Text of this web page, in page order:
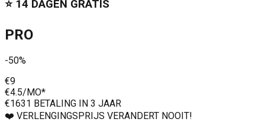
⭐️ 14 DAGEN GRATIS
PRO
-50%
€9
€4.5/MO*
€1631 BETALING IN 3 JAAR
❤️ VERLENGINGSPRIJS VERANDERT NOOIT!